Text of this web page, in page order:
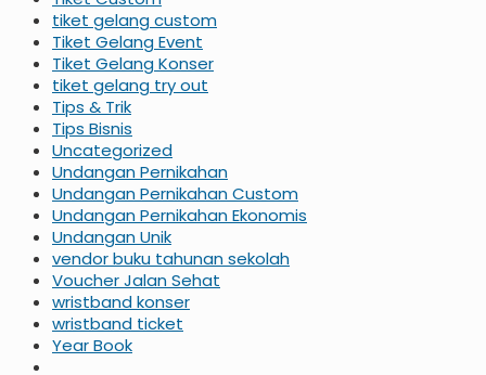
tiket gelang custom
Tiket Gelang Event
Tiket Gelang Konser
tiket gelang try out
Tips & Trik
Tips Bisnis
Uncategorized
Undangan Pernikahan
Undangan Pernikahan Custom
Undangan Pernikahan Ekonomis
Undangan Unik
vendor buku tahunan sekolah
Voucher Jalan Sehat
wristband konser
wristband ticket
Year Book